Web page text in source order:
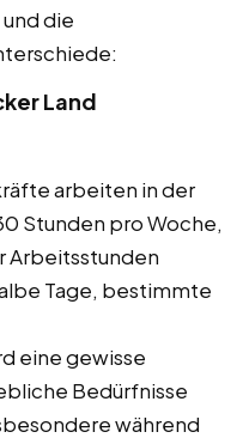
die
Land
arbeiten in der
Stunden pro Woche,
Arbeitsstunden
Tage, bestimmte
eine gewisse
Bedürfnisse
während